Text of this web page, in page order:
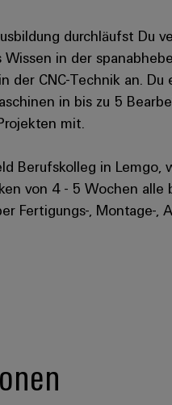
durchläufst Du
in der
der CNC-Technik an.
in bis zu 5
mit.
Berufskolleg in Lemgo,
von 4 - 5 Wochen
Fertigungs-, Montage-,